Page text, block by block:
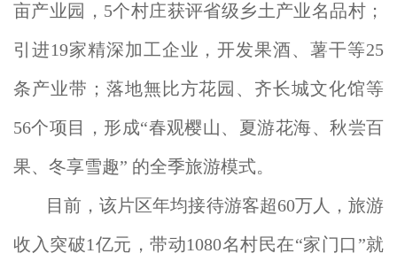
亩产业园，5个村庄获评省级乡土产业名品村；
引进19家精深加工企业，开发果酒、薯干等25
条产业带；落地無比方花园、齐长城文化馆等
56个项目，形成“春观樱山、夏游花海、秋尝百
果、冬享雪趣” 的全季旅游模式。
目前，该片区年均接待游客超60万人，旅游
收入突破1亿元，带动1080名村民在“家门口”就